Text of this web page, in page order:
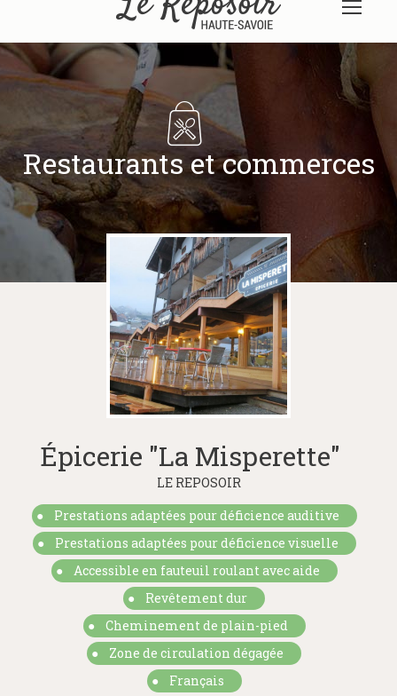
Restaurants et commerces
Épicerie "La Misperette"
LE REPOSOIR
Prestations adaptées pour déficience auditive
Prestations adaptées pour déficience visuelle
Accessible en fauteuil roulant avec aide
Revêtement dur
Cheminement de plain-pied
Zone de circulation dégagée
Français